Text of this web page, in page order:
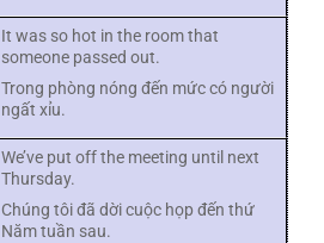
It was so hot in the room that
someone passed out.
Trong phòng nóng đến mức có người
ngất xỉu.
We’ve put off the meeting until next
Thursday.
Chúng tôi đã dời cuộc họp đến thứ
Năm tuần sau.